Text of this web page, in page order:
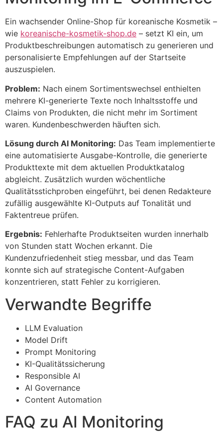
Ein wachsender Online-Shop für koreanische Kosmetik –
wie koreanische-kosmetik-shop.de – setzt KI ein, um
Produktbeschreibungen automatisch zu generieren und
personalisierte Empfehlungen auf der Startseite
auszuspielen.
Problem: Nach einem Sortimentswechsel enthielten
mehrere KI-generierte Texte noch Inhaltsstoffe und
Claims von Produkten, die nicht mehr im Sortiment
waren. Kundenbeschwerden häuften sich.
Lösung durch AI Monitoring: Das Team implementierte
eine automatisierte Ausgabe-Kontrolle, die generierte
Produkttexte mit dem aktuellen Produktkatalog
abgleicht. Zusätzlich wurden wöchentliche
Qualitätsstichproben eingeführt, bei denen Redakteure
zufällig ausgewählte KI-Outputs auf Tonalität und
Faktentreue prüfen.
Ergebnis: Fehlerhafte Produktseiten wurden innerhalb
von Stunden statt Wochen erkannt. Die
Kundenzufriedenheit stieg messbar, und das Team
konnte sich auf strategische Content-Aufgaben
konzentrieren, statt Fehler zu korrigieren.
Verwandte Begriffe
LLM Evaluation
Model Drift
Prompt Monitoring
KI-Qualitätssicherung
Responsible AI
AI Governance
Content Automation
FAQ zu AI Monitoring